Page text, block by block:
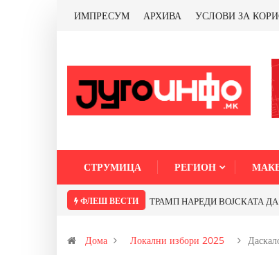
ИМПРЕСУМ АРХИВА УСЛОВИ ЗА
СТРУМИЦА РЕГИОН
ФЛЕШ ВЕСТИ
Дома Локални избори 2025